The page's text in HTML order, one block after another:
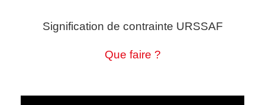
Signification de contrainte URSSAF
Que faire ?